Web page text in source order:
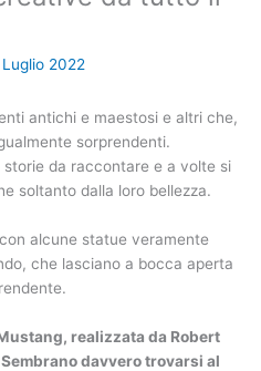
Luglio 2022
antichi e maestosi e altri che,
sorprendenti.
da raccontare e a volte si
soltanto dalla loro bellezza.
alcune statue veramente
che lasciano a bocca aperta
realizzata da Robert
davvero trovarsi al